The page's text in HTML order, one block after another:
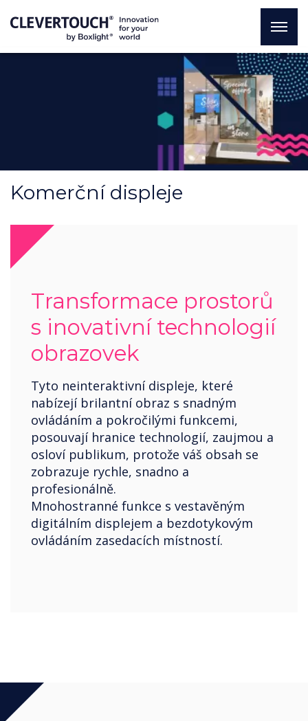
Komerční displeje
Transformace prostorů
s inovativní technologií
obrazovek
Tyto neinteraktivní displeje, které
nabízejí brilantní obraz s snadným
ovládáním a pokročilými funkcemi,
posouvají hranice technologií, zaujmou a
osloví publikum, protože váš obsah se
zobrazuje rychle, snadno a
profesionálně.
Mnohostranné funkce s vestavěným
digitálním displejem a bezdotykovým
ovládáním zasedacích místností.